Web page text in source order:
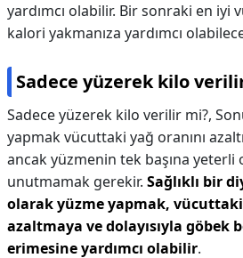
yardımcı olabilir. Bir sonraki en iyi
kalori yakmanıza yardımcı
Sadece yüzerek kilo
Sadece yüzerek kilo verilir mi?,
yapmak vücuttaki yağ oranını
ancak yüzmenin tek başına yeterli
unutmamak gerekir. Sağlıklı bir
olarak yüzme yapmak, vücuttaki
azaltmaya ve dolayısıyla göbek
erimesine yardımcı olabilir.